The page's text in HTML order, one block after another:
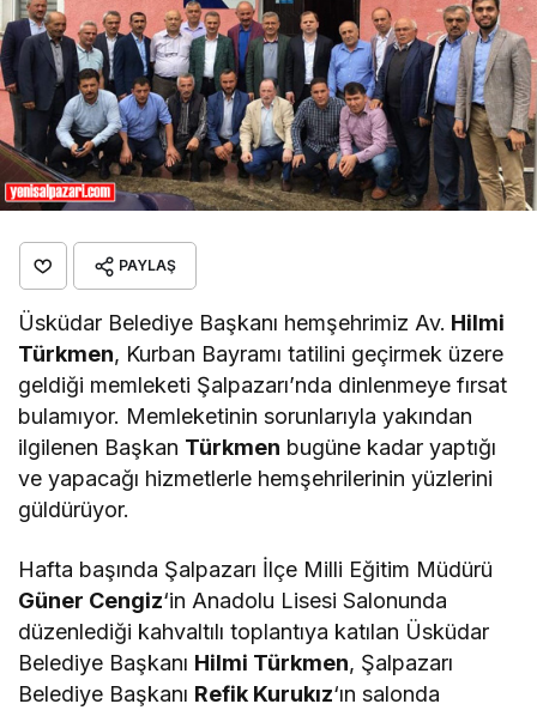
PAYLAŞ
Üsküdar Belediye Başkanı hemşehrimiz Av. Hilmi
Türkmen, Kurban Bayramı tatilini geçirmek üzere
geldiği memleketi Şalpazarı’nda dinlenmeye fırsat
bulamıyor. Memleketinin sorunlarıyla yakından
ilgilenen Başkan Türkmen bugüne kadar yaptığı
ve yapacağı hizmetlerle hemşehrilerinin yüzlerini
güldürüyor.
Hafta başında Şalpazarı İlçe Milli Eğitim Müdürü
Güner Cengiz‘in Anadolu Lisesi Salonunda
düzenlediği kahvaltılı toplantıya katılan Üsküdar
Belediye Başkanı Hilmi Türkmen, Şalpazarı
Belediye Başkanı Refik Kurukız‘ın salonda